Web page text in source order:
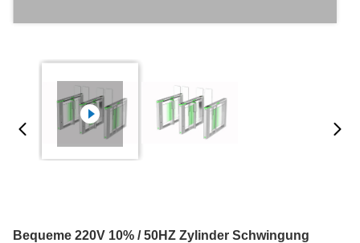
Bequeme 220V 10% / 50HZ Zylinder Schwingung